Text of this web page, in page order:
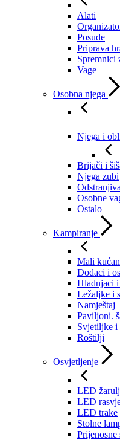
Alati
Posude
Priprava
Spremnici
Vage
Osobna njega
Njega i
Brijači i
Njega zubi
Osobne
Ostalo
Kampiranje
Mali
Dodaci i
Hladnjaci i
Ležaljke i
Namještaj
Paviljoni.
Svjetiljke i
Roštilji
Osvjetljenje
LED
LED
LED trake
Stolne